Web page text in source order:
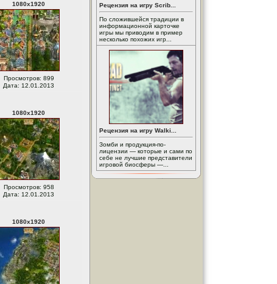
1080x1920
Просмотров: 899
Дата: 12.01.2013
1080x1920
Просмотров: 958
Дата: 12.01.2013
1080x1920
Рецензия на игру Scrib...
По сложившейся традиции в
информационной карточке
игры мы приводим в пример
несколько похожих игр...
Рецензия на игру Walki...
Зомби и продукция-по-
лицензии — которые и сами по
себе не лучшие представители
игровой биосферы —...